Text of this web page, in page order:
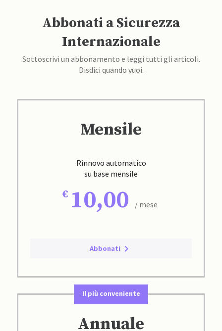
Abbonati a Sicurezza
Internazionale
Sottoscrivi un abbonamento e leggi tutti gli articoli.
Disdici quando vuoi.
Mensile
Rinnovo automatico
su base mensile
10,00 / mese
Abbonati
Il più conveniente
Annuale